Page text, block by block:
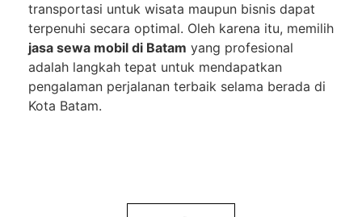
transportasi untuk wisata maupun bisnis dapat
terpenuhi secara optimal. Oleh karena itu, memilih
jasa sewa mobil di Batam yang profesional
adalah langkah tepat untuk mendapatkan
pengalaman perjalanan terbaik selama berada di
Kota Batam.